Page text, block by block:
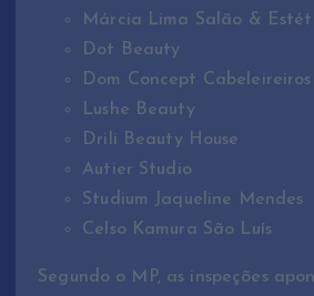
Márcia Lima Salão &
Dot Beauty
Dom Concept Cabeleireiros
Lushe Beauty
Drili Beauty House
Autier Studio
Studium Jaqueline Mendes
Celso Kamura São Luís
Segundo o MP, as inspeções